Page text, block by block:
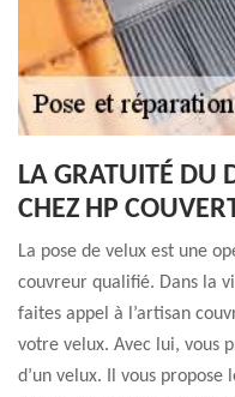
LA GRATUITÉ DU
CHEZ HP
La pose de velux est une
couvreur qualifié. Dans la
faites appel à l’artisan
votre velux. Avec lui, vous
d’un velux. Il vous